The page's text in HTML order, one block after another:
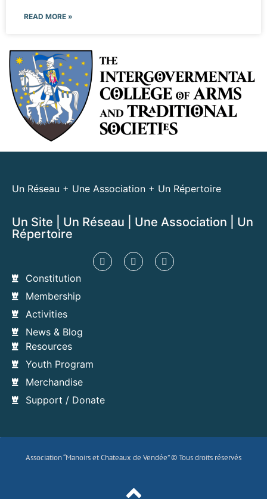
READ MORE »
Un Réseau + Une Association + Un Répertoire
Un Site | Un Réseau | Une Association | Un
Répertoire​
Constitution
Membership
Activities
News & Blog
Resources
Youth Program
Merchandise
Support / Donate
Association “Manoirs et Chateaux de Vendée” © Tous droits réservés